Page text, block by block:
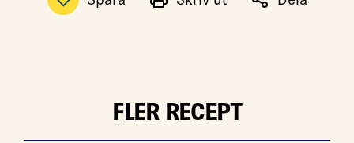
FLER RECEPT